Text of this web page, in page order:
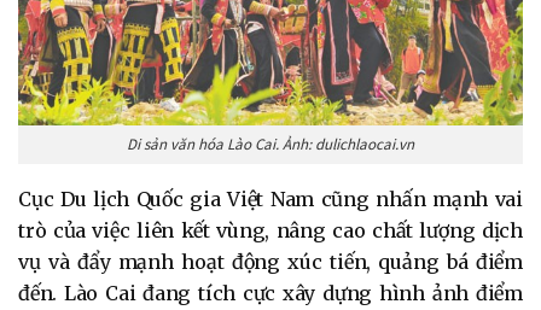
Di sản văn hóa Lào Cai. Ảnh: dulichlaocai.vn
Cục Du lịch Quốc gia Việt Nam cũng nhấn mạnh vai
trò của việc liên kết vùng, nâng cao chất lượng dịch
vụ và đẩy mạnh hoạt động xúc tiến, quảng bá điểm
đến. Lào Cai đang tích cực xây dựng hình ảnh điểm